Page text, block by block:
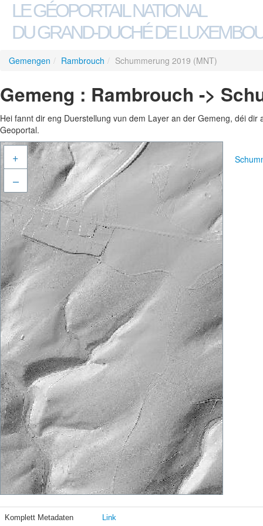
LE GÉOPORTAIL NATIONAL
DU GRAND-DUCHÉ DE
Gemengen / Rambrouch / Schummerung 2019 (MNT)
Gemeng : Rambrouch ->
Hei fannt dir eng Duerstellung vun dem Layer an der Gemeng, déi
Geoportal.
+
–
Komplett Metadaten Link